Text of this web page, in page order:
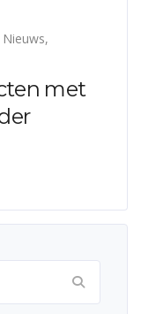
Nieuws,
met